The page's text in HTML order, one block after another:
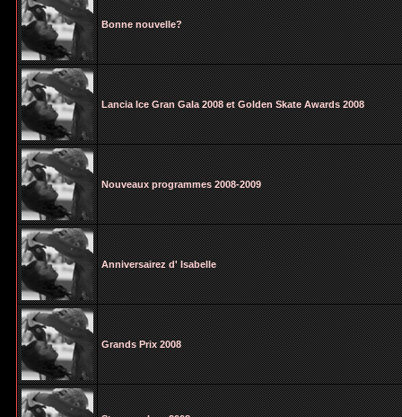
Bonne nouvelle?
Lancia Ice Gran Gala 2008 et Golden Skate Awards 2008
Nouveaux programmes 2008-2009
Anniversairez d' Isabelle
Grands Prix 2008